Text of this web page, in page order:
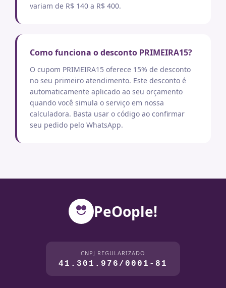
variam de R$ 140 a R$ 400.
Como funciona o desconto PRIMEIRA15?
O cupom PRIMEIRA15 oferece 15% de desconto
no seu primeiro atendimento. Este desconto é
automaticamente aplicado ao seu orçamento
quando você simula o serviço em nossa
calculadora. Basta usar o código ao confirmar
seu pedido pelo WhatsApp.
PeOople!
CNPJ REGULARIZADO
41.301.976/0001-81